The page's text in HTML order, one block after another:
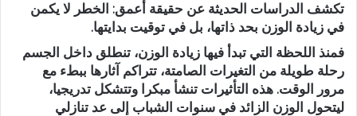
تكشف الدراسات الحديثة عن حقيقة أعمق: الخطر لا يكمن
في زيادة الوزن بحد ذاتها، بل في توقيت بدايتها.
فمنذ اللحظة التي تبدأ فيها زيادة الوزن، تنطلق داخل الجسم
رحلة طويلة من التغيرات الصامتة، تتراكم آثارها ببطء مع
مرور الوقت. هذه التأثيرات تنشأ مبكرا وتتشكل تدريجيا،
ليتحول الوزن الزائد في سنوات الشباب إلى عد تنازلي